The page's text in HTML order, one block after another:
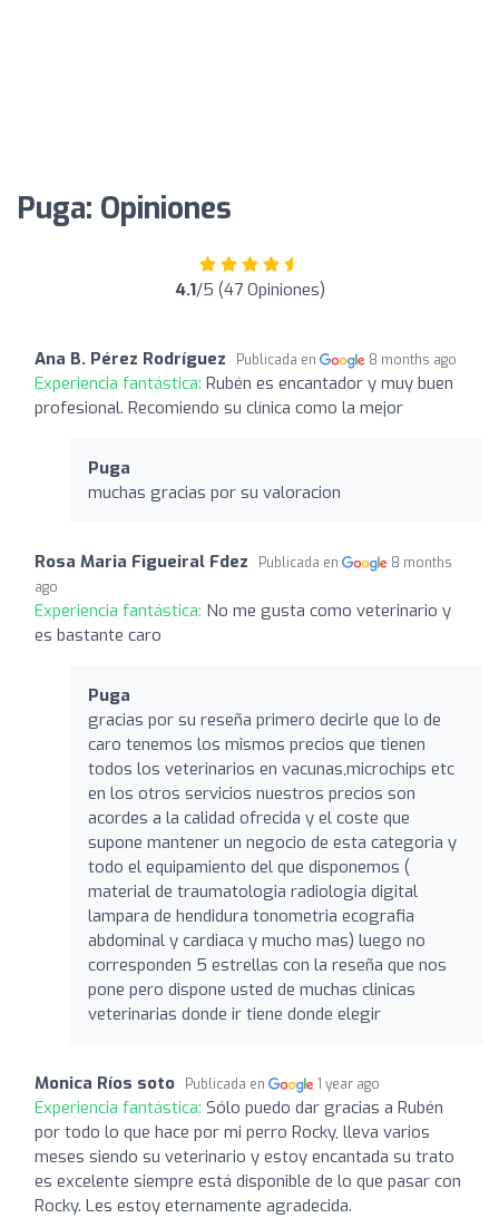
Puga: Opiniones
4.1/5 (47 Opiniones)
Ana B. Pérez Rodríguez Publicada en 8 months ago
Experiencia fantástica: Rubén es encantador y muy buen
profesional. Recomiendo su clínica como la mejor
Puga
muchas gracias por su valoracion
Rosa Maria Figueiral Fdez Publicada en
8 months
ago
Experiencia fantástica: No me gusta como veterinario y
es bastante caro
Puga
gracias por su reseña primero decirle que lo de
caro tenemos los mismos precios que tienen
todos los veterinarios en vacunas,microchips etc
en los otros servicios nuestros precios son
acordes a la calidad ofrecida y el coste que
supone mantener un negocio de esta categoria y
todo el equipamiento del que disponemos (
material de traumatologia radiologia digital
lampara de hendidura tonometria ecografia
abdominal y cardiaca y mucho mas) luego no
corresponden 5 estrellas con la reseña que nos
pone pero dispone usted de muchas clinicas
veterinarias donde ir tiene donde elegir
Monica Ríos soto Publicada en 1 year ago
Experiencia fantástica: Sólo puedo dar gracias a Rubén
por todo lo que hace por mi perro Rocky, lleva varios
meses siendo su veterinario y estoy encantada su trato
es excelente siempre está disponible de lo que pasar con
Rocky. Les estoy eternamente agradecida.